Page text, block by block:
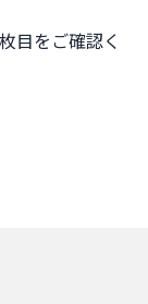
目をご確認く